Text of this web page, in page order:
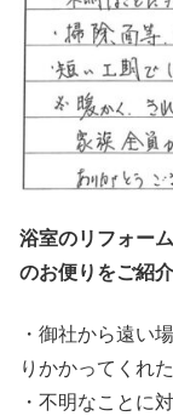
浴室のリフォー
のお便りをご紹介
・御社から遠い
りかかってくれた
・不明なことに